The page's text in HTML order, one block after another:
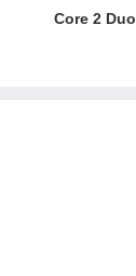
Core 2 Duo